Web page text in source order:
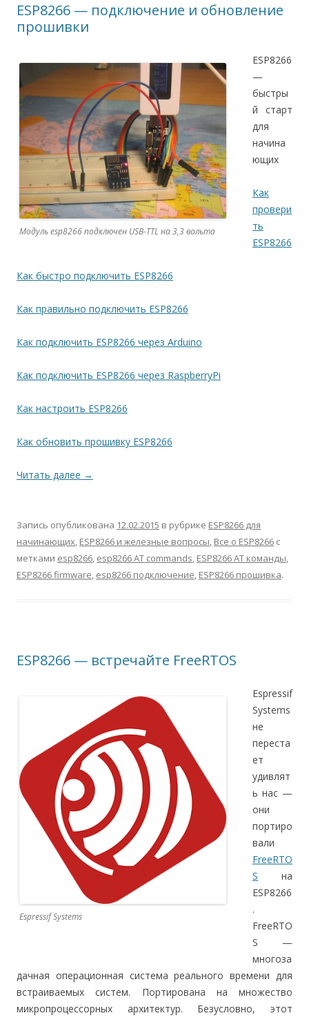
ESP8266 — подключение и обновление
прошивки
Модуль esp8266 подключен USB-TTL на 3,3 вольта
ESP8266
—
быстры
й старт
для
начина
ющих
Как
провери
ть
ESP8266
Как быстро подключить ESP8266
Как правильно подключить ESP8266
Как подключить ESP8266 через Arduino
Как подключить ESP8266 через RaspberryPi
Как настроить ESP8266
Как обновить прошивку ESP8266
Читать далее →
Запись опубликована 12.02.2015 в рубрике ESP8266 для
начинающих, ESP8266 и железные вопросы, Все о ESP8266 с
метками esp8266, esp8266 AT commands, ESP8266 AT команды,
ESP8266 firmware, esp8266 подключение, ESP8266 прошивка.
ESP8266 — встречайте FreeRTOS
Espressif Systems
Espressif
Systems
не
переста
ет
удивлят
ь нас —
они
портиро
вали
FreeRTO
S на
ESP8266
.
FreeRTO
S —
многоза
дачная операционная система реального времени для
встраиваемых систем. Портирована на множество
микропроцессорных архитектур. Безусловно, этот